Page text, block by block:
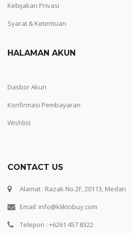
Kebijakan Privasi
Syarat & Ketentuan
HALAMAN AKUN
Dasbor Akun
Konfirmasi Pembayaran
Wishlist
CONTACT US
Alamat : Razak No.2F, 20113, Medan
Email: info@kliktobuy.com
Telepon : +6261 457 8322